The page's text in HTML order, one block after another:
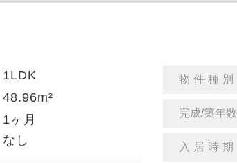
1LDK
48.96m²
1ヶ月
なし
物件種別
完成/築年数
入居時期